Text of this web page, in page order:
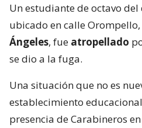
Un estudiante de octavo del
ubicado en calle
Ángeles, fue atropellado
se dio a la fuga.
Una situación que no es
establecimiento
presencia de Carabineros